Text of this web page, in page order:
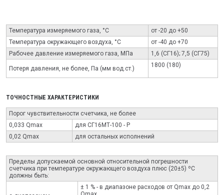
Температура измеряемого газа, °С
от -20 до +50
Температура окружающего воздуха, °С
от -40 до +70
Рабочее давление измеряемого газа, МПа
1,6 (СГ16); 7,5 (СГ75)
Потеря давления, не более, Па (мм вод.ст.) 1800 (180)
ТОЧНОСТНЫЕ ХАРАКТЕРИСТИКИ
Порог чувствительности счетчика, не более
0,033 Qmax
для СГ16МТ-100 - Р
0,02 Qmax
для остальных исполнений
Пределы допускаемой основной относительной погрешности
счетчика при температуре окружающего воздуха плюс (20±5) ºС
должны быть:
± 1 % - в диапазоне раcходов от Qmax до 0,2